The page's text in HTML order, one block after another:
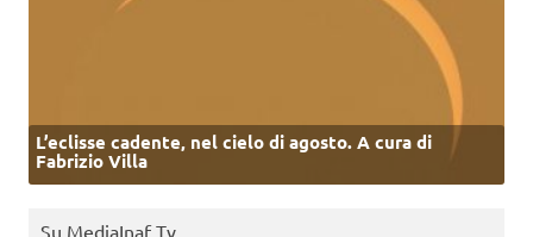
L’eclisse cadente, nel cielo di agosto. A cura di
Fabrizio Villa
Su MediaInaf Tv